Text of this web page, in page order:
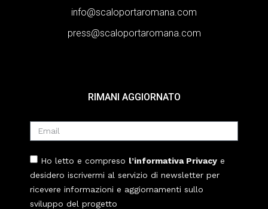
info@scaloportaromana.com
press@scaloportaromana.com
RIMANI AGGIORNATO
Ho letto e compreso l’informativa Privacy e
desidero iscrivermi al servizio di newsletter per
ricevere informazioni e aggiornamenti sullo
sviluppo del progetto